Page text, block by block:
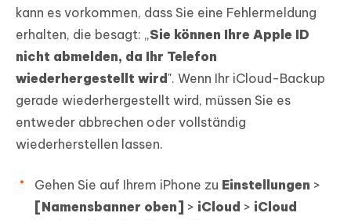
kann es vorkommen, dass Sie eine Fehlermeldung
erhalten, die besagt: „Sie können Ihre Apple ID
nicht abmelden, da Ihr Telefon
wiederhergestellt wird ". Wenn Ihr iCloud-Backup
gerade wiederhergestellt wird, müssen Sie es
entweder abbrechen oder vollständig
wiederherstellen lassen.
Gehen Sie auf Ihrem iPhone zu Einstellungen >
[Namensbanner oben] > iCloud > iCloud